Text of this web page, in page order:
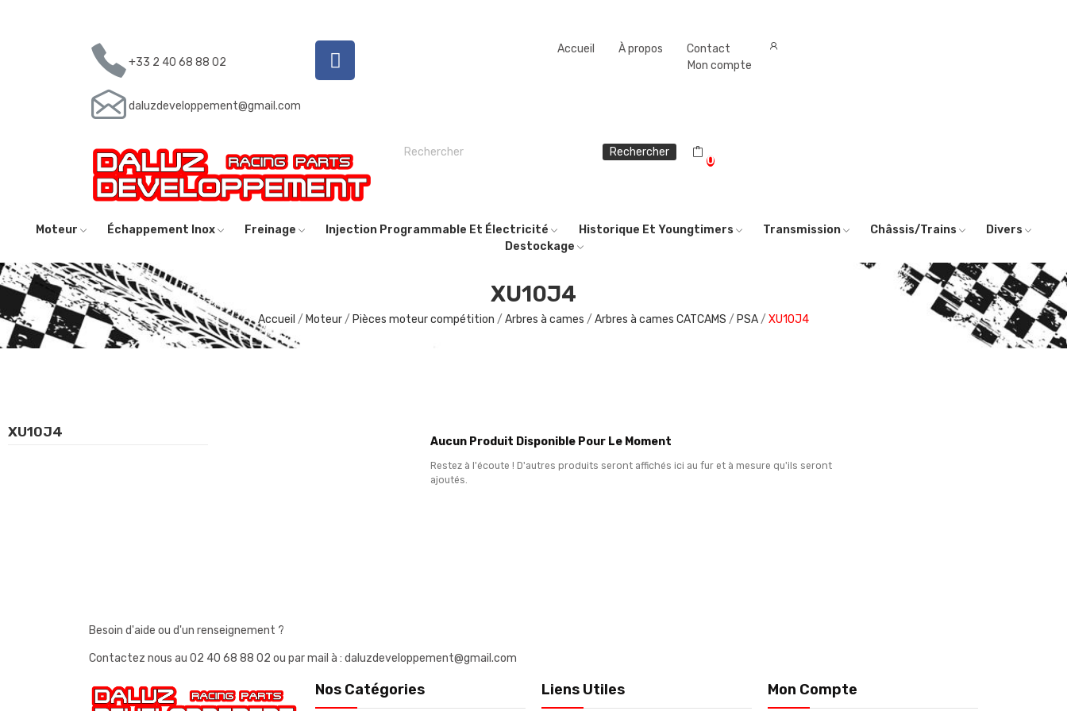
+33 2 40 68 88 02
daluzdeveloppement@gmail.com
Accueil À propos
Contact
Mon compte
Rechercher
0
Moteur Échappement Inox Freinage Injection Programmable Et Électricité Historique Et Youngtimers Transmission Châssis/Trains
Divers
Destockage
XU10J4
Accueil Moteur Pièces moteur compétition Arbres à cames Arbres à cames CATCAMS PSA XU10J4
XU10J4
Aucun Produit Disponible Pour Le Moment
Restez à l'écoute ! D'autres produits seront affichés ici au fur et à mesure qu'ils seront
ajoutés.
Besoin d'aide ou d'un renseignement ?
Contactez nous au 02 40 68 88 02 ou par mail à : daluzdeveloppement@gmail.com
Nos Catégories Liens Utiles Mon Compte